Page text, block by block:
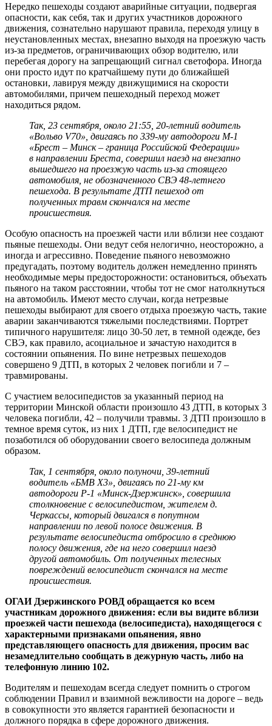
Нередко пешеходы создают аварийные ситуации, подвергая
опасности, как себя, так и других участников дорожного
движения, сознательно нарушают правила, переходя улицу в
неустановленных местах, внезапно выходя на проезжую часть
из-за предметов, ограничивающих обзор водителю, или
перебегая дорогу на запрещающий сигнал светофора. Иногда
они просто идут по кратчайшему пути до ближайшей
остановки, лавируя между движущимися на скорости
автомобилями, причем пешеходный переход может
находиться рядом.
Так, 23 сентября, около 21:55, 20-летний водитель
«Вольво V70», двигаясь по 339-му автодороги М-1
«Брест – Минск – граница Российской Федерации»
в направлении Бреста, совершил наезд на внезапно
вышедшего на проезжую часть из-за стоящего
автомобиля, не обозначенного СВЭ 48-летнего
пешехода. В результате ДТП пешеход от
полученных травм скончался на месте
происшествия.
Особую опасность на проезжей части или вблизи нее создают
пьяные пешеходы. Они ведут себя нелогично, неосторожно, а
иногда и агрессивно. Поведение пьяного невозможно
предугадать, поэтому водитель должен немедленно принять
необходимые меры предосторожности: остановиться, объехать
пьяного на таком расстоянии, чтобы тот не смог натолкнуться
на автомобиль. Имеют место случаи, когда нетрезвые
пешеходы выбирают для своего отдыха проезжую часть, такие
аварии заканчиваются тяжелыми последствиями. Портрет
типичного нарушителя: лицо 30-50 лет, в темной одежде, без
СВЭ, как правило, асоциальное и зачастую находится в
состоянии опьянения. По вине нетрезвых пешеходов
совершено 9 ДТП, в которых 2 человек погибли и 7 –
травмированы.
С участием велосипедистов за указанный период на
территории Минской области произошло 43 ДТП, в которых 3
человека погибли, 42 – получили травмы. 3 ДТП произошло в
темное время суток, из них 1 ДТП, где велосипедист не
позаботился об оборудовании своего велосипеда должным
образом.
Так, 1 сентября, около полуночи, 39-летний
водитель «БМВ Х3», двигаясь по 21-му км
автодороги Р-1 «Минск-Дзержинск», совершила
столкновение с велосипедистом, жителем д.
Черкассы, который двигался в попутном
направлении по левой полосе движения. В
результате велосипедиста отбросило в среднюю
полосу движения, где на него совершил наезд
другой автомобиль. От полученных телесных
повреждений велосипедист скончался на месте
происшествия.
ОГАИ Дзержинского РОВД обращается ко всем
участникам дорожного движения: если вы видите вблизи
проезжей части пешехода (велосипедиста), находящегося с
характерными признаками опьянения, явно
представляющего опасность для движения, просим вас
незамедлительно сообщать в дежурную часть, либо на
телефонную линию 102.
Водителям и пешеходам всегда следует помнить о строгом
соблюдении Правил и взаимной вежливости на дороге – ведь
в совокупности это является гарантией безопасности и
должного порядка в сфере дорожного движения.